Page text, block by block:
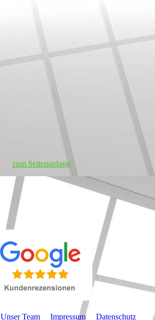
zum Seitenanfang
Unser Team Impressum Datenschutz